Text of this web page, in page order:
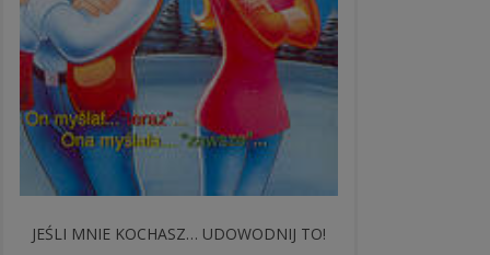
JEŚLI MNIE KOCHASZ… UDOWODNIJ TO!